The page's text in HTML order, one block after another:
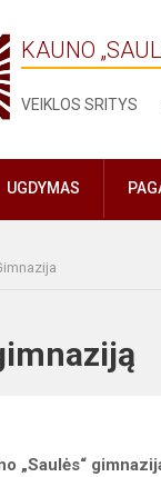
KAUNO
VEIKLOS SRITYS
UGDYMAS
„Saulės“